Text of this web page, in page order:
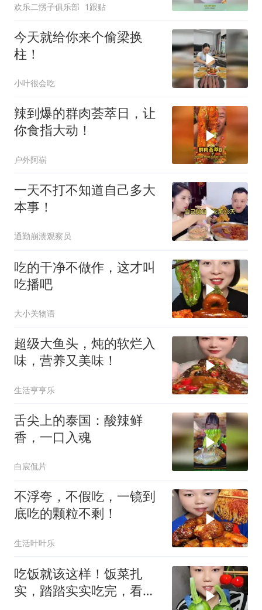
欢乐二愣子俱乐部 1跟贴
今天就给你来个偷梁换
柱！
小叶很会吃
辣到爆的群肉荟萃日，让
你食指大动！
户外阿崭
一天不打不知道自己多大
本事！
通勤崩溃观察员
吃的干净不做作，这才叫
吃播吧
大小关物语
超级大鱼头，炖的软烂入
味，营养又美味！
生活亨亨乐
舌尖上的泰国：酸辣鲜
香，一口入魂
白宸侃片
不浮夸，不假吃，一镜到
底吃的颗粒不剩！
生活叶叶乐
吃饭就该这样！饭菜扎
实，踏踏实实吃完，看着